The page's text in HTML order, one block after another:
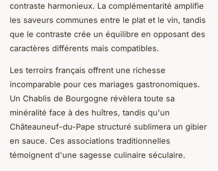
contraste harmonieux. La complémentarité amplifie
les saveurs communes entre le plat et le vin, tandis
que le contraste crée un équilibre en opposant des
caractères différents mais compatibles.
Les terroirs français offrent une richesse
incomparable pour ces mariages gastronomiques.
Un Chablis de Bourgogne révèlera toute sa
minéralité face à des huîtres, tandis qu'un
Châteauneuf-du-Pape structuré sublimera un gibier
en sauce. Ces associations traditionnelles
témoignent d'une sagesse culinaire séculaire.